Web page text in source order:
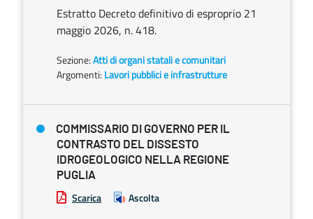
Estratto Decreto definitivo di esproprio 21
maggio 2026, n. 418.
Sezione:Atti di organi statali e comunitari
Argomenti: Lavori pubblici e infrastrutture
COMMISSARIO DI GOVERNO PER IL
CONTRASTO DEL DISSESTO
IDROGEOLOGICO NELLA REGIONE
PUGLIA
Scarica Ascolta